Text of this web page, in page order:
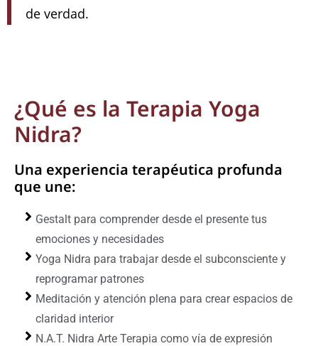
de verdad.
¿Qué es la Terapia Yoga
Nidra?
Una experiencia terapéutica profunda
que une:
Gestalt para comprender desde el presente tus
emociones y necesidades
Yoga Nidra para trabajar desde el subconsciente y
reprogramar patrones
Meditación y atención plena para crear espacios de
claridad interior
N.A.T. Nidra Arte Terapia como vía de expresión